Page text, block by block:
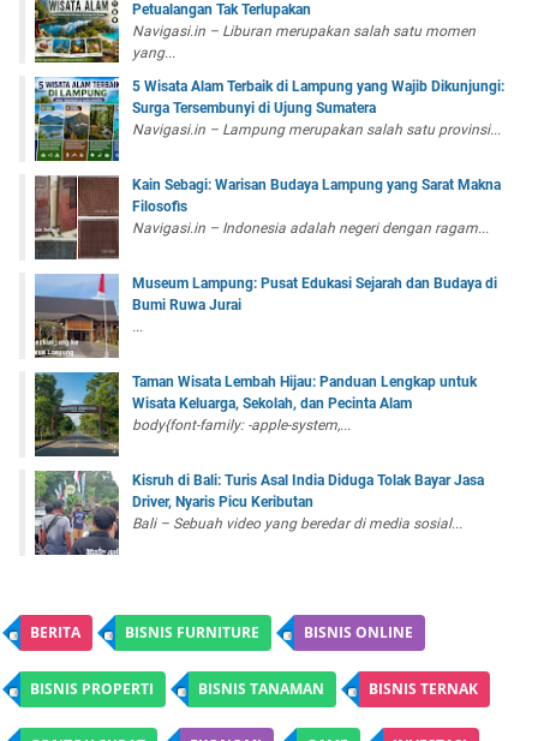
Petualangan Tak Terlupakan
Navigasi.in – Liburan merupakan salah satu momen
yang...
5 Wisata Alam Terbaik di Lampung yang Wajib Dikunjungi:
Surga Tersembunyi di Ujung Sumatera
Navigasi.in – Lampung merupakan salah satu provinsi...
Kain Sebagi: Warisan Budaya Lampung yang Sarat Makna
Filosofis
Navigasi.in – Indonesia adalah negeri dengan ragam...
Museum Lampung: Pusat Edukasi Sejarah dan Budaya di
Bumi Ruwa Jurai
...
Taman Wisata Lembah Hijau: Panduan Lengkap untuk
Wisata Keluarga, Sekolah, dan Pecinta Alam
body{font-family: -apple-system,...
Kisruh di Bali: Turis Asal India Diduga Tolak Bayar Jasa
Driver, Nyaris Picu Keributan
Bali – Sebuah video yang beredar di media sosial...
BERITA BISNIS FURNITURE BISNIS ONLINE
BISNIS PROPERTI BISNIS TANAMAN BISNIS TERNAK